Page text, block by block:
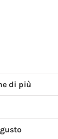
di più